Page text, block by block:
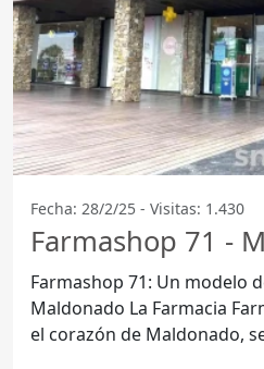
Fecha: 28/2/25 - Visitas: 1.430
Farmashop 71 -
Farmashop 71: Un modelo
Maldonado La Farmacia Farmashop 71, ubicada en
el corazón de Maldonado,